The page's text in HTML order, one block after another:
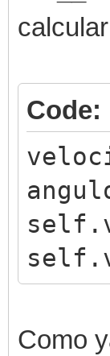
calcular
Code:
Como